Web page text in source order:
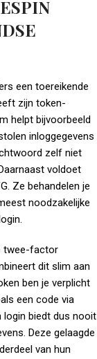
een toereikende
zijn token-
helpt bijvoorbeeld
inloggegevens
zelf niet
voldoet
Ze behandelen je
noodzakelijke
twee-factor
dit slim aan
ben je verplicht
een code via
login biedt dus nooit
Deze gelaagde
van hun